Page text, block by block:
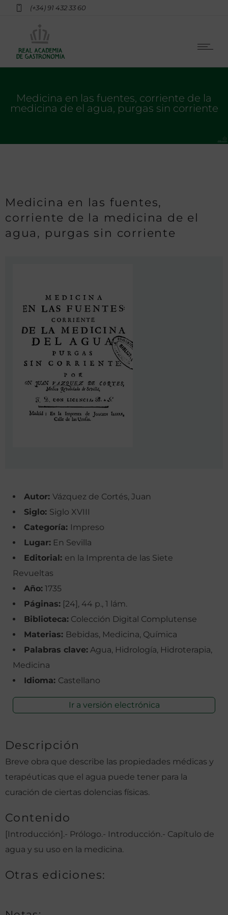
(+34) 91 432 33 60
Medicina en las fuentes, corriente de la
medicina de el agua, purgas sin corriente
Medicina en las fuentes,
corriente de la medicina de el
agua, purgas sin corriente
Autor: Vázquez de Cortés, Juan
Siglo: Siglo XVIII
Categoría: Impreso
Lugar: En Sevilla
Editorial: en la Imprenta de las Siete
Revueltas
Año: 1735
Páginas: [24], 44 p., 1 lám.
Biblioteca: Colección Digital Complutense
Materias: Bebidas, Medicina, Química
Palabras clave: Agua, Hidrología, Hidroterapia,
Medicina
Idioma: Castellano
Ir a versión electrónica
Descripción
Breve obra que describe las propiedades médicas y
terapéuticas que el agua puede tener para la
curación de ciertas dolencias físicas.
Contenido
[Introducción].- Prólogo.- Introducción.- Capítulo de
agua y su uso en la medicina.
Otras ediciones: